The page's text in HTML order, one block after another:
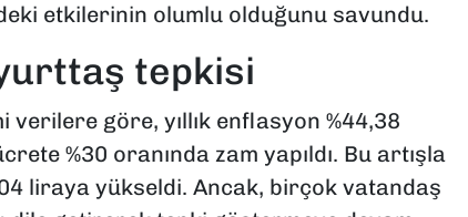
etkilerinin olumlu olduğunu savundu.
tepkisi
verilere göre, yıllık enflasyon %44,38
%30 oranında zam yapıldı. Bu artışla
liraya yükseldi. Ancak, birçok vatandaş